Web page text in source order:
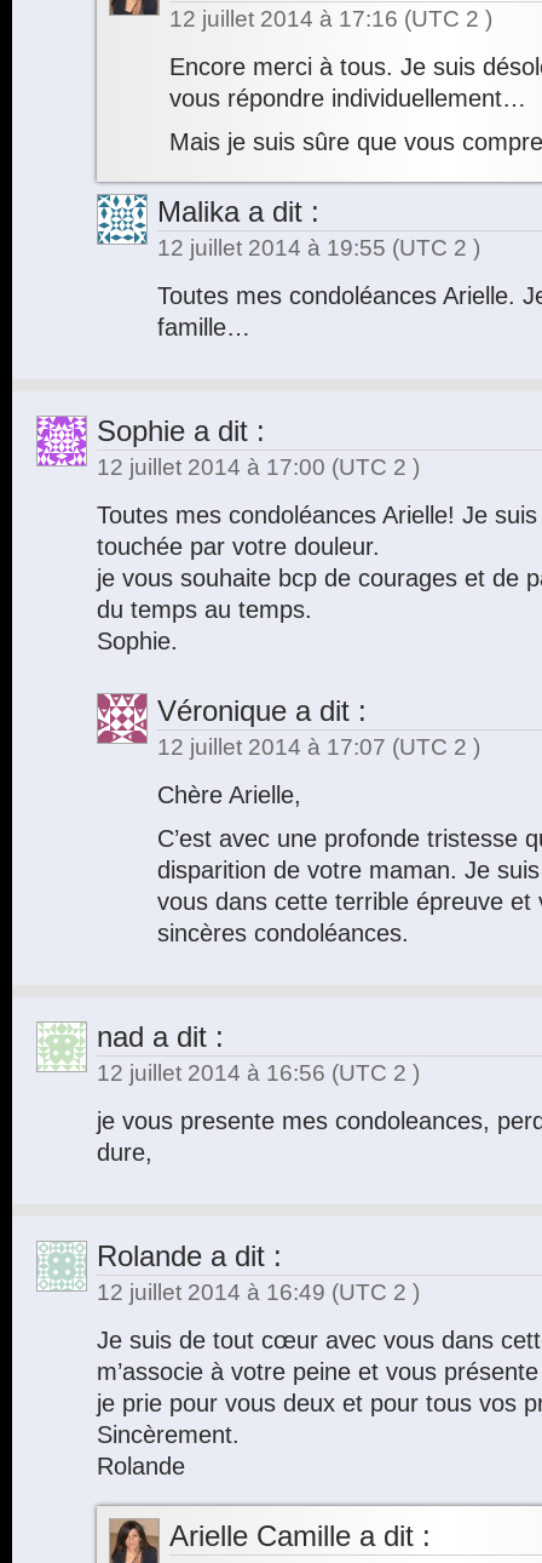
12 juillet 2014 à 17:16 (UTC 2 )
Encore merci à tous. Je suis
vous répondre individuellement…
Mais je suis sûre que vous
Malikaa dit :
12 juillet 2014 à 19:55 (UTC 2 )
Toutes mes condoléances Arielle.
famille…
Sophie a dit :
12 juillet 2014 à 17:00 (UTC 2 )
Toutes mes condoléances Arielle! Je
touchée par votre douleur.
je vous souhaite bcp de courages et de
du temps au temps.
Sophie.
Véronique a dit :
12 juillet 2014 à 17:07 (UTC 2 )
Chère Arielle,
C’est avec une profonde tristesse
disparition de votre maman. Je
vous dans cette terrible épreuve et
sincères condoléances.
nad a dit :
12 juillet 2014 à 16:56 (UTC 2 )
je vous presente mes condoleances,
dure,
Rolande a dit :
12 juillet 2014 à 16:49 (UTC 2 )
Je suis de tout cœur avec vous dans
m’associe à votre peine et vous
je prie pour vous deux et pour tous vos
Sincèrement.
Rolande
Arielle Camille a dit :